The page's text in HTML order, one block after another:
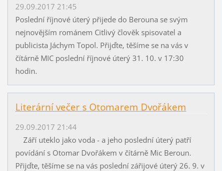
29.09.2017 21:45
Poslední říjnové úterý přijede do Berouna se svým
nejnovějším románem Citlivý člověk spisovatel a
publicista Jáchym Topol. Přijďte, těšíme se na vás v
čítárně MIC poslední říjnové úterý 31. 10. v 17:30
hodin.
Literární večer s Otomarem Dvořákem
29.09.2017 21:44
Září uteklo jako voda - a jeho poslední úterý patří
povídání s Otomar Dvořákem v čítárně Mic Beroun.
Přijďte, těšíme se na vás poslední zářijové úterý 26. 9. v